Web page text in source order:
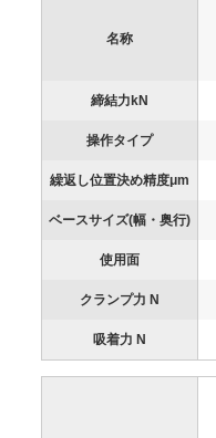
名称
締結力kN
操作タイプ
繰返し位置決め精度μm
ベースサイズ(幅・奥行)
使用面
クランプ力 N
吸着力 N